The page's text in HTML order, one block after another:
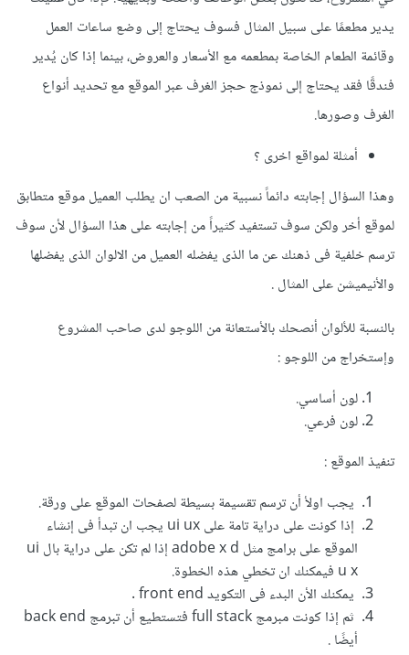
يدير مطعمًا على سبيل المثال فسوف يحتاج إلى وضع ساعات العمل
وقائمة الطعام الخاصة بمطعمه مع الأسعار والعروض، بينما إذا كان يُدير
فندقًا فقد يحتاج إلى نموذج حجز الغرف عبر الموقع مع تحديد أنواع
الغرف وصورها.
أمثلة لمواقع اخرى ؟
وهذا السؤال إجابته دائماً نسبية من الصعب ان يطلب العميل موقع متطابق
لموقع أخر ولكن سوف تستفيد كثيراً من إجابته على هذا السؤال لأن سوف
ترسم خلفية فى ذهنك عن ما الذى يفضله العميل من الالوان الذى يفضلها
والأنيميشن على المثال .
بالنسبة للألوان أنصحك بالأستعانة من اللوجو لدى صاحب المشروع
وإستخراج من اللوجو :
لون أساسي.
لون فرعي.
تنفيذ الموقع :
يجب اولأ أن ترسم تقسيمة بسيطة لصفحات الموقع على ورقة.
إذا كونت على دراية تامة على ui ux يجب ان تبدأ فى إنشاء
الموقع على برامج مثل adobe x d إذا لم تكن على دراية بال ui
u x فيمكنك ان تخطي هذه الخطوة.
يمكنك الأن البدء فى التكويد front end .
ثم إذا كونت مبرمج full stack فتستطيع أن تبرمج back end
أيضًا .